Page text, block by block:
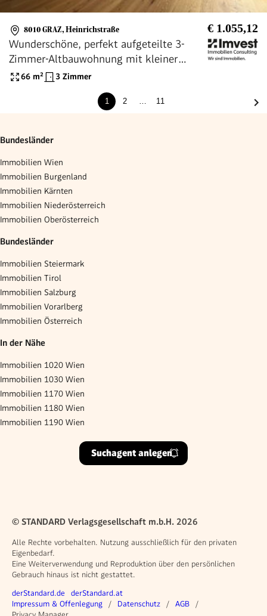
8010 GRAZ, Heinrichstraße € 1.055,12
Wunderschöne, perfekt aufgeteilte 3-
Zimmer-Altbauwohnung mit kleiner
Dachterrasse in absoluter Bestlage, direkt
WG geeignet - Provisionsfrei
66 m² 3 Zimmer
1 2 11
Bundesländer
Immobilien Wien
Immobilien Burgenland
Immobilien Kärnten
Immobilien Niederösterreich
Immobilien Oberösterreich
Bundesländer
Immobilien Steiermark
Immobilien Tirol
Immobilien Salzburg
Immobilien Vorarlberg
Immobilien Österreich
In der Nähe
Immobilien 1020 Wien
Immobilien 1030 Wien
Immobilien 1170 Wien
Immobilien 1180 Wien
Immobilien 1190 Wien
Suchagent anlegen
© STANDARD Verlagsgesellschaft m.b.H. 2026
Alle Rechte vorbehalten. Nutzung ausschließlich für den privaten
Eigenbedarf.
Eine Weiterverwendung und Reproduktion über den persönlichen
Gebrauch hinaus ist nicht gestattet.
Weitere Angebote
derStandard.de derStandard.at
Rechtliches
Impressum & Offenlegung Datenschutz
AGB